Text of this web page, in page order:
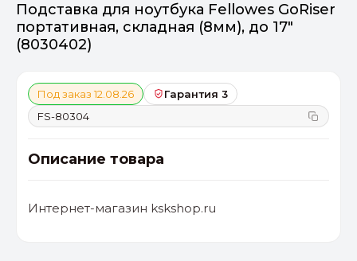
Подставка для ноутбука Fellowes GoRiser
портативная, складная (8мм), до 17"
(8030402)
Под заказ 12.08.26
Гарантия 3
FS-80304
Описание товара
Интернет-магазин kskshop.ru